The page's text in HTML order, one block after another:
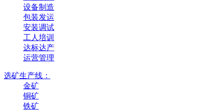
设备制造
包装发运
安装调试
工人培训
达标达产
运营管理
选矿生产线：
金矿
铜矿
铁矿